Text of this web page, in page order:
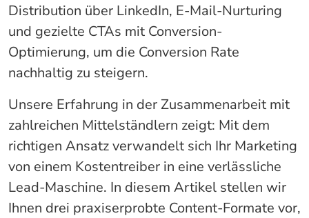
Distribution über LinkedIn, E-Mail-Nurturing
und gezielte CTAs mit Conversion-
Optimierung, um die Conversion Rate
nachhaltig zu steigern.
Unsere Erfahrung in der Zusammenarbeit mit
zahlreichen Mittelständlern zeigt: Mit dem
richtigen Ansatz verwandelt sich Ihr Marketing
von einem Kostentreiber in eine verlässliche
Lead-Maschine. In diesem Artikel stellen wir
Ihnen drei praxiserprobte Content-Formate vor,